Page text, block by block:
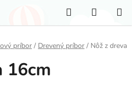
Hľadať
KOŠÍK
príbor / Drevený príbor / Nôž z dreva
16cm